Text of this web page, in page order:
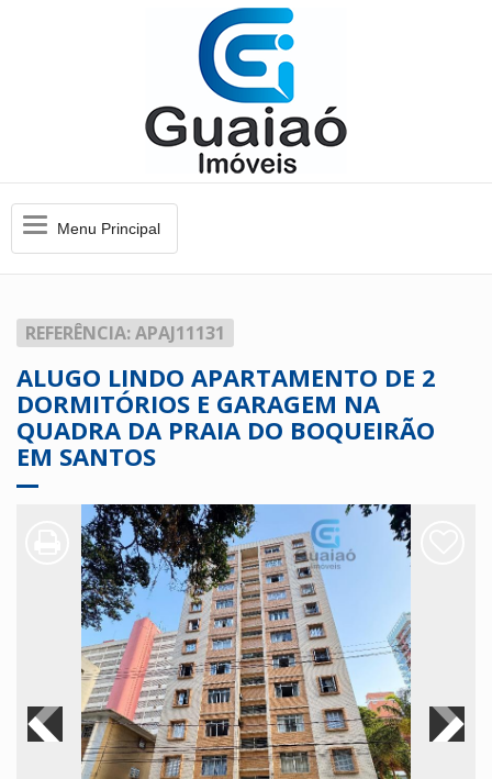
MenuMenu Principal
REFERÊNCIA: APAJ11131
ALUGO LINDO APARTAMENTO DE 2
DORMITÓRIOS E GARAGEM NA
QUADRA DA PRAIA DO BOQUEIRÃO
EM SANTOS